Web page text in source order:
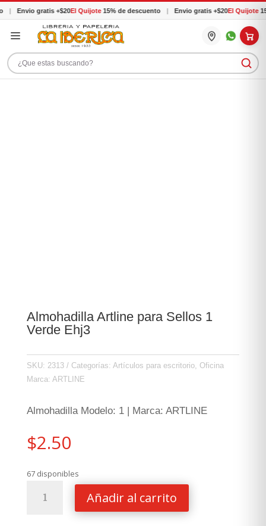
Envio gratis +$20El Quijote15% de descuento Envio gratis +$20El Quijote
Buscar productos
Almohadilla Artline para Sellos 1
Verde Ehj3
SKU: 2313 Categorías: Artículos para escritorio, Oficina
Marca: ARTLINE
Almohadilla Modelo: 1 | Marca: ARTLINE
$2.50
67 disponibles
Artline
Añadir al carrito